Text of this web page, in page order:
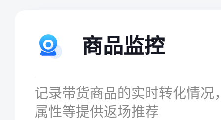
商品监控
记录带货商品的实时转化情况
属性等提供返场推荐